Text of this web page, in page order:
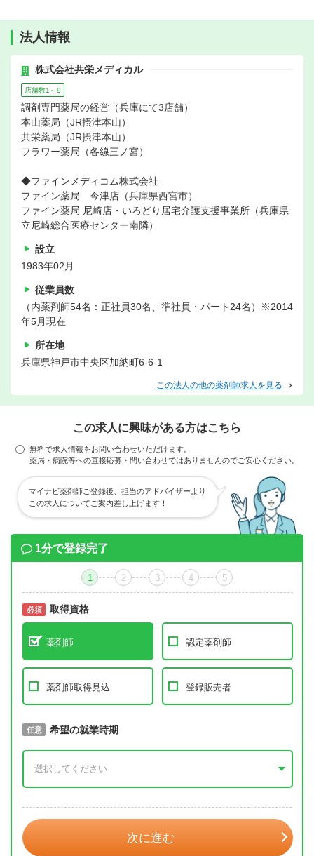
法人情報
株式会社共栄メディカル
店舗数1～9
調剤専門薬局の経営（兵庫にて3店舗）
本山薬局（JR摂津本山）
共栄薬局（JR摂津本山）
フラワー薬局（各線三ノ宮）
◆ファインメディコム株式会社
ファイン薬局 今津店（兵庫県西宮市）
ファイン薬局 尼崎店・いろどり居宅介護支援事業所（兵庫県
立尼崎総合医療センター南隣）
設立
1983年02月
従業員数
（内薬剤師54名：正社員30名、準社員・パート24名）※2014
年5月現在
所在地
兵庫県神戸市中央区加納町6-6-1
この法人の他の薬剤師求人を見る
この求人に興味がある方はこちら
無料で求人情報をお問い合わせいただけます。
薬局・病院等への直接応募・問い合わせではありませんのでご安心ください。
マイナビ薬剤師ご登録後、担当のアドバイザーより
この求人についてご案内差し上げます！
1分で登録完了
1 2 3 4 5
必須 取得資格
薬剤師 認定薬剤師
薬剤師取得見込 登録販売者
必須 取得予定年
任意 希望の就業時期
次に進む